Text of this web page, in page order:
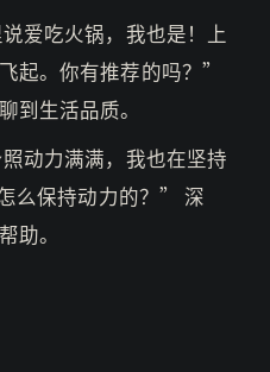
爱吃火锅，我也是！上
起。你有推荐的吗？”
到生活品质。
动力满满，我也在坚持
么保持动力的？” 深
助。